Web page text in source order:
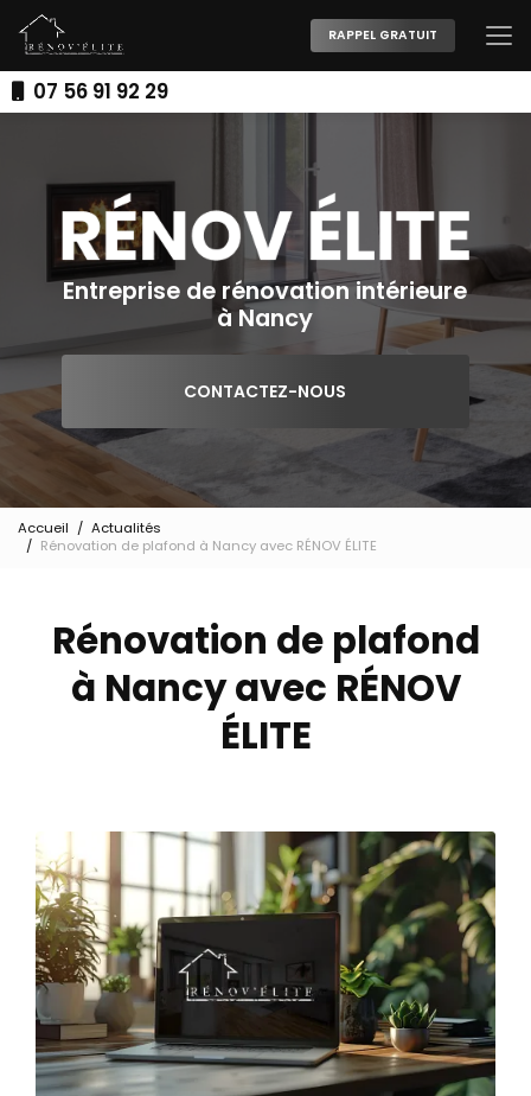
au
contenu
principal07 56 91 92 29
RAPPEL GRATUIT
Entreprise de rénovation intérieure
à Nancy
CONTACTEZ-NOUS
Accueil
Actualités
Rénovation de plafond à Nancy avec RÉNOV ÉLITE
Rénovation de plafond
à Nancy avec RÉNOV
ÉLITE